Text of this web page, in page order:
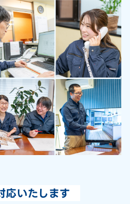
応いたします